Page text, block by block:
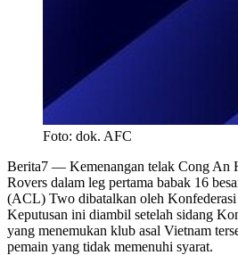
Foto: dok. AFC
Berita7 — Kemenangan telak Cong An
Rovers dalam leg pertama babak 16
(ACL) Two dibatalkan oleh
Keputusan ini diambil setelah sidang
yang menemukan klub asal Vietnam
pemain yang tidak memenuhi syarat.